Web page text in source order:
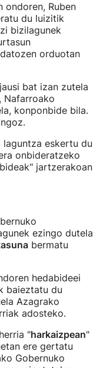
ondoren, Ruben
du luizitik
bizilagunek
orduotan
bat izan zutela
Nafarroako
konponbide bila.
laguntza eskertu du
onbideratzeko
jartzerakoan
ezingo dutela
bermatu
hedabideei
baieztatu du
Azagrako
adosteko.
"harkaizpean"
ere gertatu
Gobernuko